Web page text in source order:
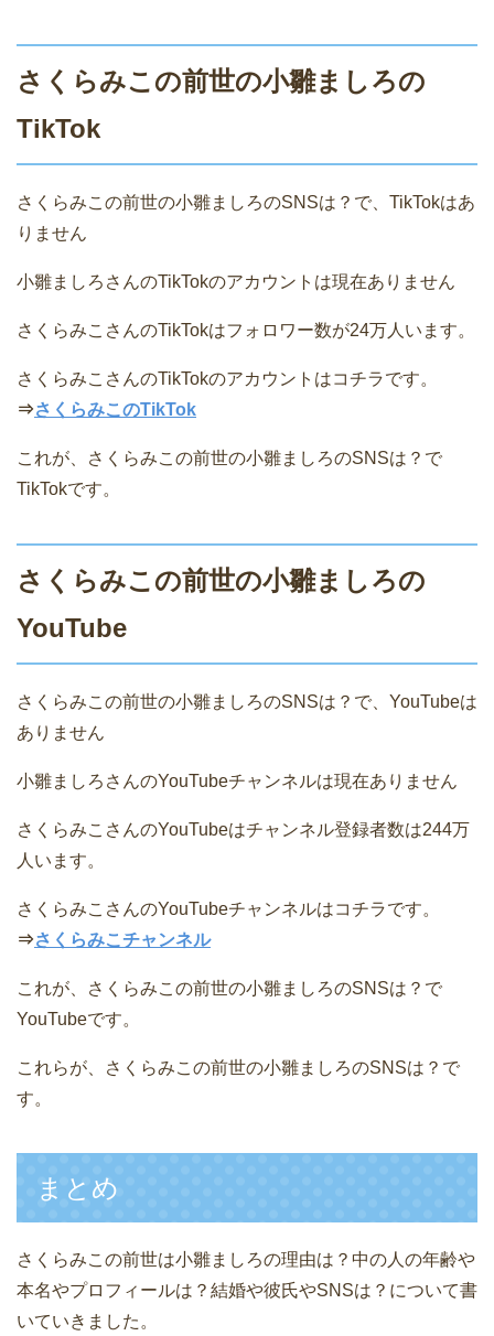
さくらみこの前世の小雛ましろの
TikTok
さくらみこの前世の小雛ましろのSNSは？で、TikTokはあ
りません
小雛ましろさんのTikTokのアカウントは現在ありません
さくらみこさんのTikTokはフォロワー数が24万人います。
さくらみこさんのTikTokのアカウントはコチラです。
⇒さくらみこのTikTok
これが、さくらみこの前世の小雛ましろのSNSは？で
TikTokです。
さくらみこの前世の小雛ましろの
YouTube
さくらみこの前世の小雛ましろのSNSは？で、YouTubeは
ありません
小雛ましろさんのYouTubeチャンネルは現在ありません
さくらみこさんのYouTubeはチャンネル登録者数は244万
人います。
さくらみこさんのYouTubeチャンネルはコチラです。
⇒さくらみこチャンネル
これが、さくらみこの前世の小雛ましろのSNSは？で
YouTubeです。
これらが、さくらみこの前世の小雛ましろのSNSは？で
す。
まとめ
さくらみこの前世は小雛ましろの理由は？中の人の年齢や
本名やプロフィールは？結婚や彼氏やSNSは？について書
いていきました。